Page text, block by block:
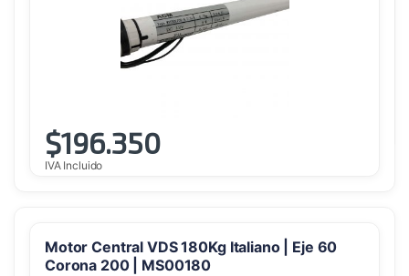
$196.350
IVA Incluido
Motor Central VDS 180Kg Italiano | Eje 60
Corona 200 | MS00180